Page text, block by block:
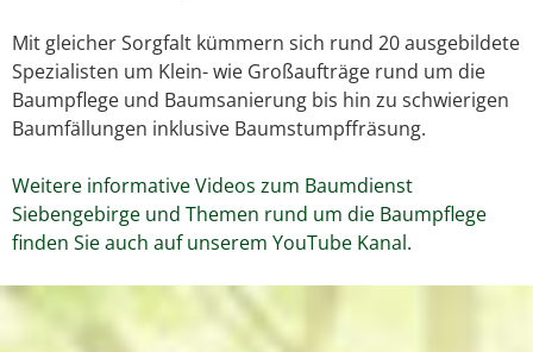
Mit gleicher Sorgfalt kümmern sich rund 20 ausgebildete
Spezialisten um Klein- wie Großaufträge rund um die
Baumpflege und Baumsanierung bis hin zu schwierigen
Baumfällungen inklusive Baumstumpffräsung.
Weitere informative Videos zum Baumdienst
Siebengebirge und Themen rund um die Baumpflege
finden Sie auch auf unserem YouTube Kanal.